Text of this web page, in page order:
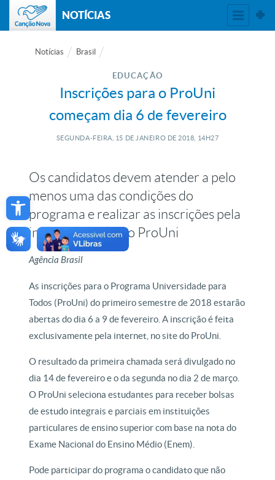
Open toolbar
NOTÍCIAS
Notícias Brasil
EDUCAÇÃO
Inscrições para o ProUni
começam dia 6 de fevereiro
SEGUNDA-FEIRA, 15 DE JANEIRO DE 2018, 14H27
Os candidatos devem atender a pelo
menos uma das condições do
programa e realizar as inscrições pela
internet, no site do ProUni
Agência Brasil
As inscrições para o Programa Universidade para
Todos (ProUni) do primeiro semestre de 2018 estarão
abertas do dia 6 a 9 de fevereiro. A inscrição é feita
exclusivamente pela internet, no site do ProUni.
O resultado da primeira chamada será divulgado no
dia 14 de fevereiro e o da segunda no dia 2 de março.
O ProUni seleciona estudantes para receber bolsas
de estudo integrais e parciais em instituições
particulares de ensino superior com base na nota do
Exame Nacional do Ensino Médio (Enem).
Pode participar do programa o candidato que não